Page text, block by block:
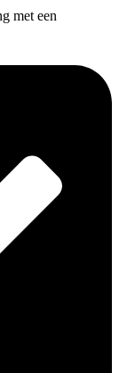
met een